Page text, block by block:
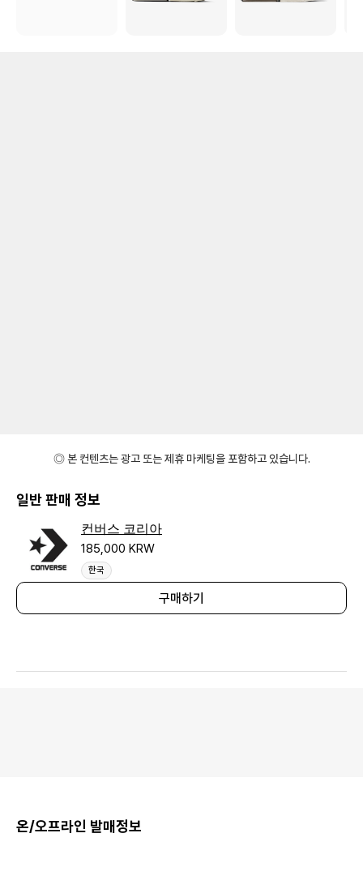
◎ 본 컨텐츠는 광고 또는 제휴 마케팅을 포함하고 있습니다.
일반 판매 정보
컨버스 코리아
185,000 KRW
한국
구매하기
온/오프라인 발매정보